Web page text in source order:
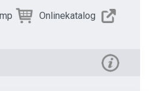
Onlinekatalog